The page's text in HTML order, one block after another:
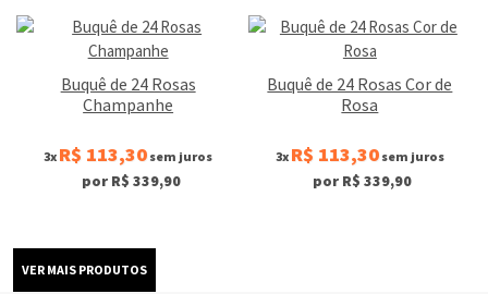
Buquê de 24 Rosas
Champanhe
3x R$ 113,30 sem juros
por R$ 339,90
Buquê de 24 Rosas Cor de
Rosa
3x R$ 113,30sem juros
por R$ 339,90